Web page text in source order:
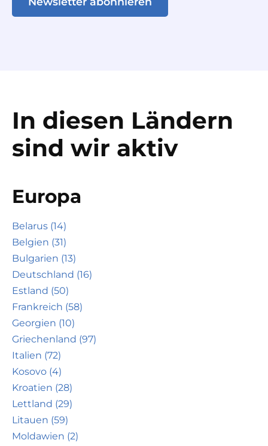
In diesen Ländern
sind wir aktiv
Europa
Belarus (14)
Belgien (31)
Bulgarien (13)
Deutschland (16)
Estland (50)
Frankreich (58)
Georgien (10)
Griechenland (97)
Italien (72)
Kosovo (4)
Kroatien (28)
Lettland (29)
Litauen (59)
Moldawien (2)